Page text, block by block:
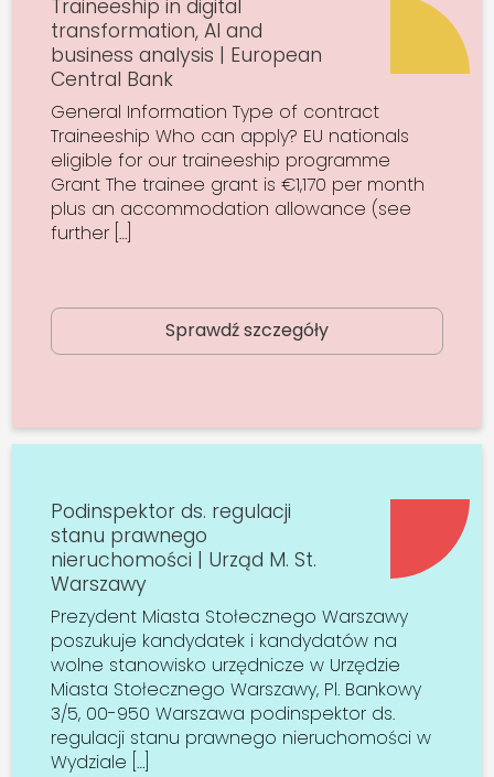
Traineeship in digital
transformation, AI and
business analysis | European
Central Bank
General Information Type of contract
Traineeship Who can apply? EU nationals
eligible for our traineeship programme
Grant The trainee grant is €1,170 per month
plus an accommodation allowance (see
further […]
Sprawdź szczegóły
Podinspektor ds. regulacji
stanu prawnego
nieruchomości | Urząd M. St.
Warszawy
Prezydent Miasta Stołecznego Warszawy
poszukuje kandydatek i kandydatów na
wolne stanowisko urzędnicze w Urzędzie
Miasta Stołecznego Warszawy, Pl. Bankowy
3/5, 00-950 Warszawa podinspektor ds.
regulacji stanu prawnego nieruchomości w
Wydziale […]